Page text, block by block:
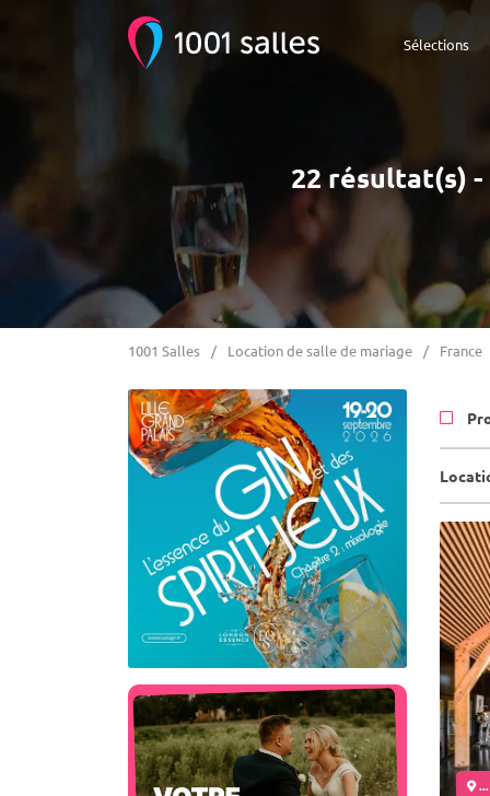
Sélections
22 résultat(s)
1001 Salles Location de salle de mariage France
...